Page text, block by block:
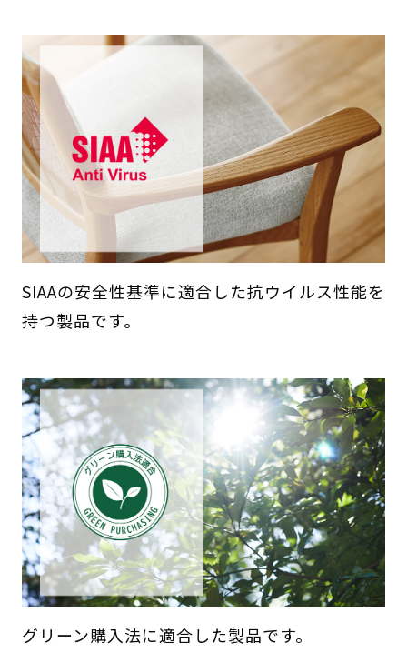
SIAAの安全性基準に適合した抗ウイルス性能を
持つ製品です。
グリーン購入法に適合した製品です。